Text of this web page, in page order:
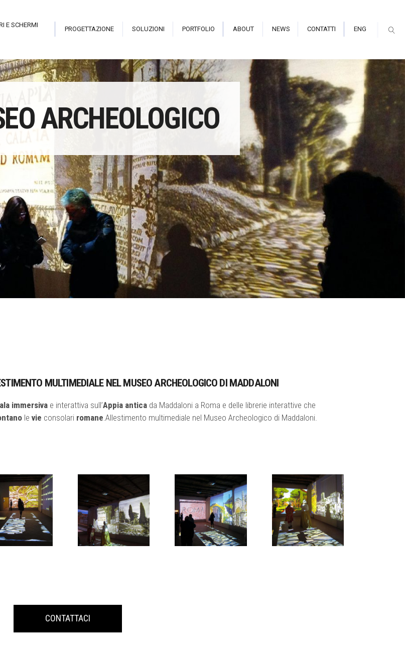
Stark Hostess
Hologram
E SCHERMI
New Theatre
Cannon
Proiettori Indoor
Proiettori Outdoor alte prestazioni
Videomapping
PROGETTAZIONE SOLUZIONI PORTFOLIO ABOUT NEWS CONTATTI ENG
ARCHEOLOGICO
MULTIMEDIALE NEL MUSEO ARCHEOLOGICO DI MADDALONI
ala immersivae interattiva sull’Appia anticada Maddaloni a Roma e delle librerie interattive che
le vie consolariromane .Allestimento multimediale nel Museo Archeologico di Maddaloni.
CONTATTACI